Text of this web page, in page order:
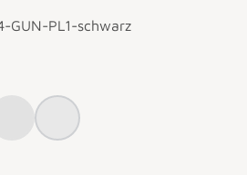
GUN-PL1-schwarz